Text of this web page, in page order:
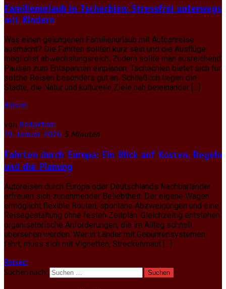
Familienurlaub in Tschechien: Stressfrei unterwegs
mit Kindern
Was einen gelungenen Familienurlaub mit Autoanreise
ausmacht? Die Fahrten sollten kurz sein und die Ausflüge
möglichst abwechslungsreich. Zudem sollte man ausreichend
Pausen zum Entspannen einplanen. Tschechien bietet sich für
solche Reisen besonders gut an. Schließlich liegen die
Städte, die Natur und kulturelle Ziele nah beieinander […]
Reisen
von Redaktion
19. Januar 2026 5 Minuten
Fahrten durch Europa: Ein Blick auf Kosten, Regeln
und die Planung
Autoreisen durch Europa oder Deutschlands Nachbarländer
erfreuen sich zunehmender Beliebtheit. Der eigene Wagen
ermöglicht flexible Routen, spontane Abzweigungen und eine
Reisegestaltung ohne festen Zeitplan. Gleichzeitig entstehen
organisatorische Anforderungen, die im Alltag schnell
übersehen werden. Wer in Länder mit Gebührensystemen
fährt, muss sich mit Vignetten, Streckenmaut […]
Reisen
Suchen nach: